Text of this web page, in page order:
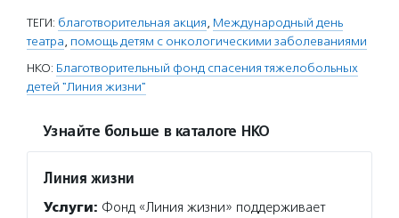
ТЕГИ: благотворительная акция, Международный день
театра, помощь детям с онкологическими заболеваниями
НКО: Благотворительный фонд спасения тяжелобольных
детей "Линия жизни"
Узнайте больше в каталоге НКО
Линия жизни
Услуги: Фонд «Линия жизни» поддерживает